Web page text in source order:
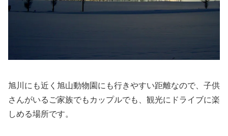
旭川にも近く旭山動物園にも行きやすい距離なので、子供
さんがいるご家族でもカップルでも、観光にドライブに楽
しめる場所です。